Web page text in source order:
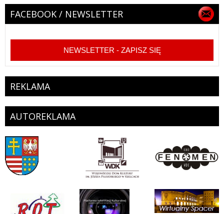
FACEBOOK / NEWSLETTER
NEWSLETTER - ZAPISZ SIĘ
REKLAMA
AUTOREKLAMA